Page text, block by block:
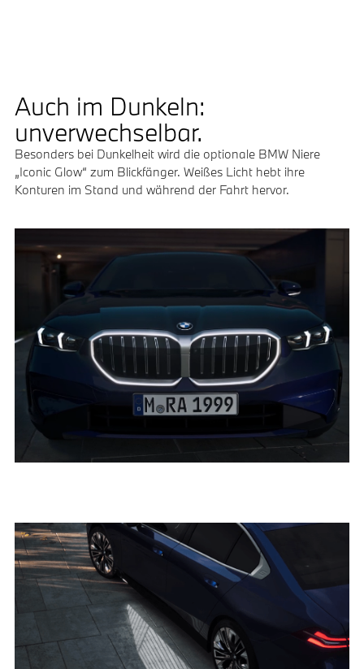
Auch im Dunkeln:
unverwechselbar.
Besonders bei Dunkelheit wird die optionale BMW Niere
„Iconic Glow“ zum Blickfänger. Weißes Licht hebt ihre
Konturen im Stand und während der Fahrt hervor.